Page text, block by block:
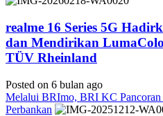
realme 16 Series 5G
dan Mendirikan
TÜV Rheinland
Posted on 6 bulan ago
Melalui BRImo, BRI KC
Perbankan